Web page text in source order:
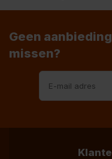
Geen
missen?